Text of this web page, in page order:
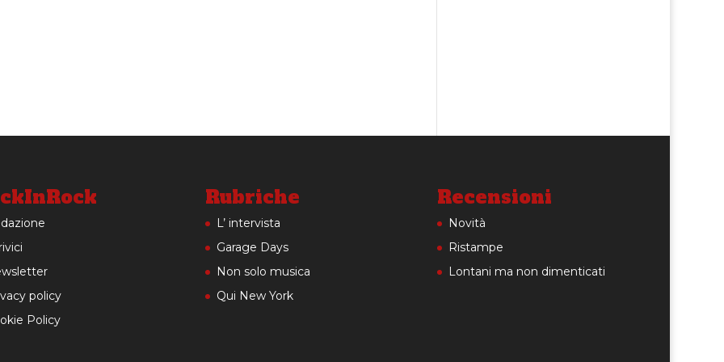
policy
Policy
Rubriche
L’ intervista
Garage Days
Non solo musica
Qui New York
Recensioni
Novità
Ristampe
Lontani ma non dimenticati